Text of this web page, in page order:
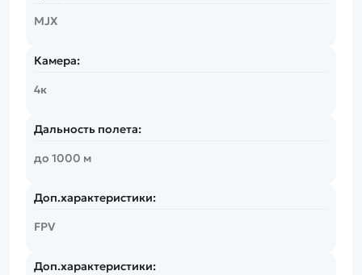
MJX
Камера:
4к
Дальность полета:
до 1000 м
Доп.характеристики:
FPV
Доп.характеристики: